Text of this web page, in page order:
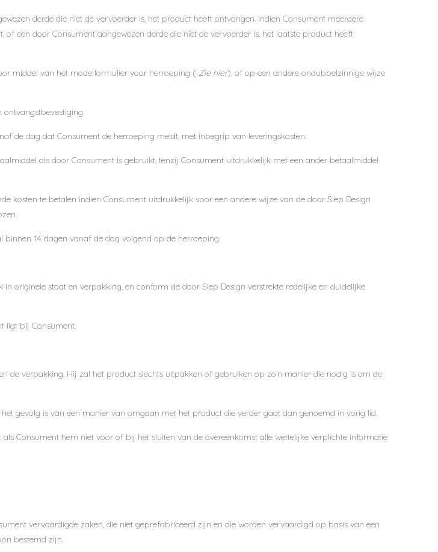
derde die niet de vervoerder is, het product heeft ontvangen. Indien Consument meerdere
een door Consument aangewezen derde die niet de vervoerder is, het laatste product heeft
middel van het modelformulier voor herroeping ( Zie hier), of op een andere ondubbelzinnige wijze
de dag dat Consument de herroeping meldt, met inbegrip van leveringskosten.
als door Consument is gebruikt, tenzij Consument uitdrukkelijk met een ander betaalmiddel
kosten te betalen indien Consument uitdrukkelijk voor een andere wijze van de doorSiep Design
14 dagen vanaf de dag volgend op de herroeping.
in originele staat en verpakking, en conform de doorSiep Design verstrekte redelijke en duidelijke
ligt bij Consument.
verpakking. Hij zal het product slechts uitpakken of gebruiken op zo’n manier die nodig is om de
gevolg is van een manier van omgaan met het product die verder gaat dan genoemd in vorig lid.
Consument hem niet voor of bij het sluiten van de overeenkomst alle wettelijke verplichte informatie
vervaardigde zaken, die niet geprefabriceerd zijn en die worden vervaardigd op basis van een
bestemd zijn.